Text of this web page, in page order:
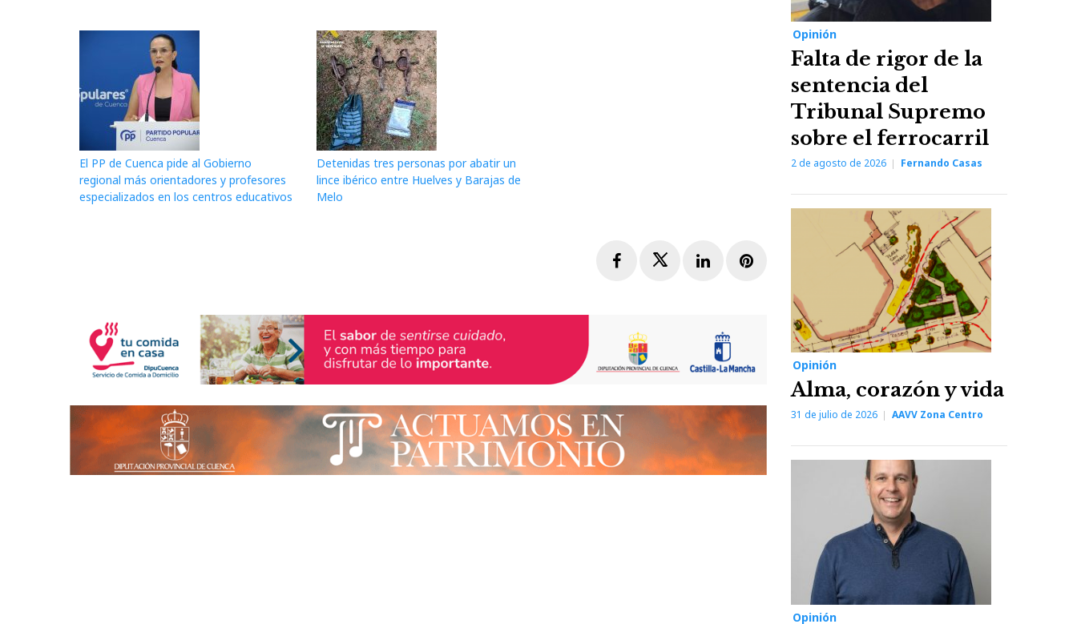
El PP de Cuenca pide al Gobierno
regional más orientadores y profesores
especializados en los centros educativos
Detenidas tres personas por abatir un
lince ibérico entre Huelves y Barajas de
Melo
FacebookTwitterLinkedInPinterest
Opinión
Falta de rigor de la
sentencia del
Tribunal Supremo
sobre el ferrocarril
2 de agosto de 2026 Fernando Casas
Opinión
Alma, corazón y vida
31 de julio de 2026 AAVV Zona Centro
Opinión